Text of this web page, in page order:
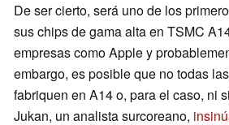
De ser cierto, será uno de los
sus chips de gama alta en TSMC
empresas como Apple y
embargo, es posible que no todas
fabriquen en A14 o, para el caso, ni
Jukan, un analista surcoreano,